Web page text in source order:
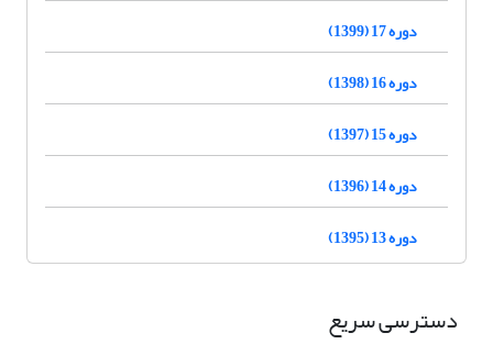
دوره 17 (1399)
دوره 16 (1398)
دوره 15 (1397)
دوره 14 (1396)
دوره 13 (1395)
دسترسی سریع